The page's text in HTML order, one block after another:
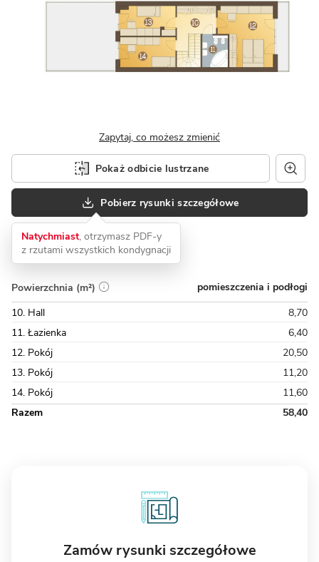
Zapytaj, co możesz zmienić
Pokaż odbicie lustrzane
Pobierz rysunki szczegółowe
Natychmiast, otrzymasz PDF-y
z rzutami wszystkich kondygnacji
Powierzchnia (m²)
pomieszczenia i podłogi
10. Hall
8,70
11. Łazienka
6,40
12. Pokój
20,50
13. Pokój
11,20
14. Pokój
11,60
Razem
58,40
Zamów rysunki szczegółowe